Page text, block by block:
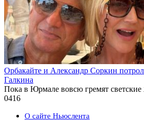
Орбакайте и Александр Соркин
Галкина
Пока в Юрмале вовсю гремят
0416
О сайте Ньюслента